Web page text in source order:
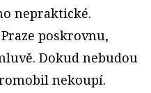
nepraktické.
poskrovnu,
Dokud nebudou
nekoupí.